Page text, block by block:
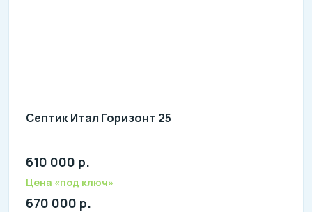
Септик Итал Горизонт 25
литров в сутки: 4500
л: 1500
610 000 р.
Цена «под ключ»
670 000 р.